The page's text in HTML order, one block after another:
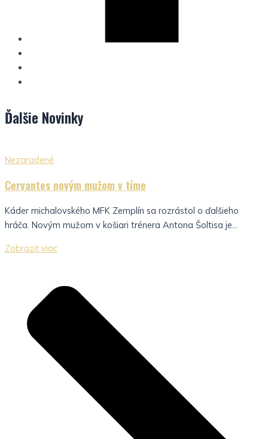
Ďalšie Novinky
Nezaradené
Cervantes novým mužom v tíme
Káder michalovského MFK Zemplín sa rozrástol o ďalšieho
hráča. Novým mužom v košiari trénera Antona Šoltisa je...
Zobraziť viac